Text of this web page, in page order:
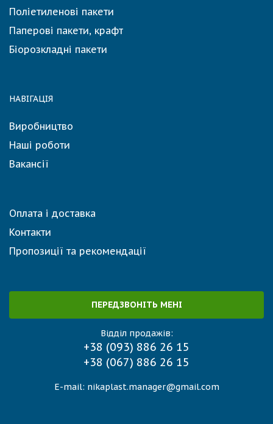
Поліетиленові пакети
Паперові пакети, крафт
Біорозкладні пакети
НАВІГАЦІЯ
Виробництво
Наші роботи
Вакансії
Оплата і доставка
Контакти
Пропозиції та рекомендації
ПЕРЕДЗВОНІТЬ МЕНІ
Відділ продажів:
+38 (093) 886 26 15
+38 (067) 886 26 15
E-mail: nikaplast.manager@gmail.com